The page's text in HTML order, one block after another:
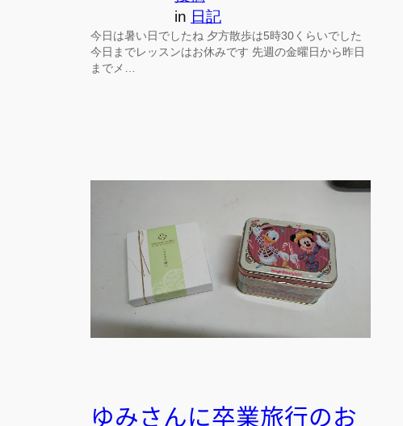
in 日記
今日は暑い日でしたね 夕方散歩は5時30くらいでした
今日までレッスンはお休みです 先週の金曜日から昨日
までメ…
ゆみさんに卒業旅行のお